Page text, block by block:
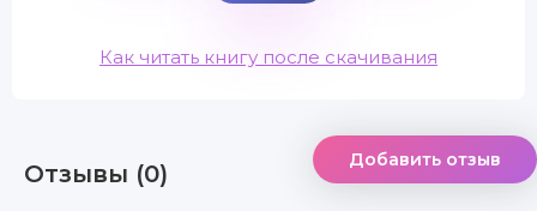
Как читать книгу после скачивания
Отзывы (0) Добавить отзыв